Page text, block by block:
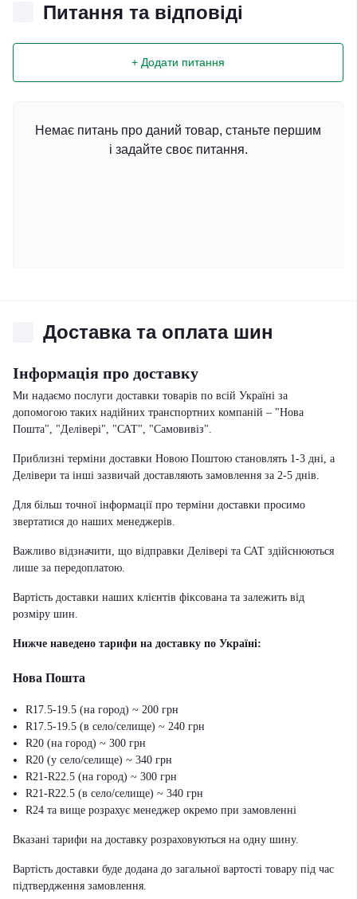
Питання та відповіді
+ Додати питання
Немає питань про даний товар, станьте першим
і задайте своє питання.
Доставка та оплата шин
Інформація про доставку
Ми надаємо послуги доставки товарів по всій Україні за
допомогою таких надійних транспортних компаній – "Нова
Пошта", "Делівері", "САТ", "Самовивіз".
Приблизні терміни доставки Новою Поштою становлять 1-3 дні, а
Делівери та інші зазвичай доставляють замовлення за 2-5 днів.
Для більш точної інформації про терміни доставки просимо
звертатися до наших менеджерів.
Важливо відзначити, що відправки Делівері та САТ здійснюються
лише за передоплатою.
Вартість доставки наших клієнтів фіксована та залежить від
розміру шин.
Нижче наведено тарифи на доставку по Україні:
Нова Пошта
R17.5-19.5 (на город) ~ 200 грн
R17.5-19.5 (в село/селище) ~ 240 грн
R20 (на город) ~ 300 грн
R20 (у село/селище) ~ 340 грн
R21-R22.5 (на город) ~ 300 грн
R21-R22.5 (в село/селище) ~ 340 грн
R24 та вище розрахує менеджер окремо при замовленні
Вказані тарифи на доставку розраховуються на одну шину.
Вартість доставки буде додана до загальної вартості товару під час
підтвердження замовлення.